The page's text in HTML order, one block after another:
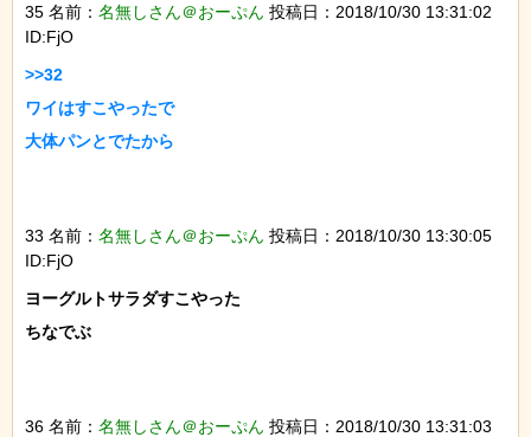
35 名前： 名無しさん＠おーぷん 投稿日：2018/10/30 13:31:02
ID:FjO
>>32
ワイはすこやったで
大体パンとでたから
33 名前： 名無しさん＠おーぷん 投稿日：2018/10/30 13:30:05
ID:FjO
ヨーグルトサラダすこやった
ちなでぶ
36 名前： 名無しさん＠おーぷん 投稿日：2018/10/30 13:31:03